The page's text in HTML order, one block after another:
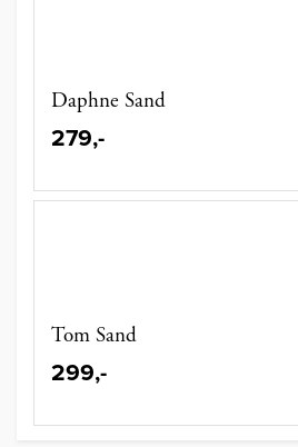
Daphne Sand
279,-
Tom Sand
299,-